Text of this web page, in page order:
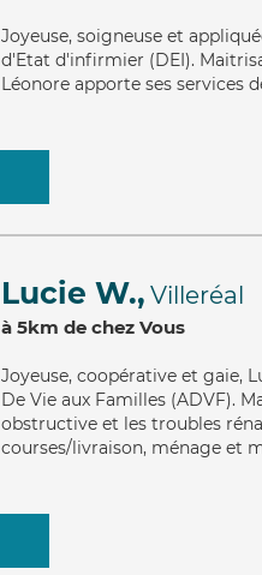
Joyeuse, soigneuse et
d'Etat d'infirmier (DEI).
Léonore apporte ses services
Lucie W., Villeréal
à 5km de chez Vous
Joyeuse, coopérative et gaie,
De Vie aux Familles (ADVF).
obstructive et les troubles
courses/livraison, ménage et